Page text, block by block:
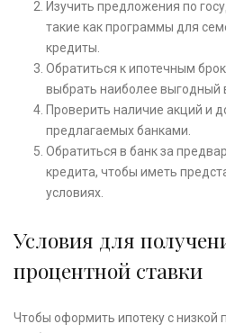
Изучить предложения по
такие как программы для
кредиты.
Обратиться к ипотечным
выбрать наиболее выгодный
Проверить наличие акций и
предлагаемых банками.
Обратиться в банк за
кредита, чтобы иметь
условиях.
Условия для
процентной ставки
Чтобы оформить ипотеку с низкой